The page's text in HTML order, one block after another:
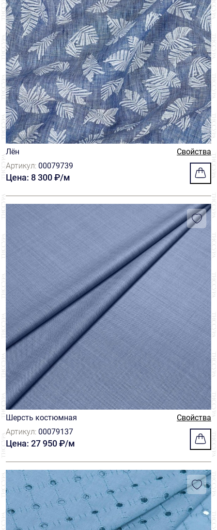
Лён
Свойства
Артикул: 00079739
Цена: 8 300 ₽/м
Шерсть костюмная
Свойства
Артикул: 00079137
Цена: 27 950 ₽/м